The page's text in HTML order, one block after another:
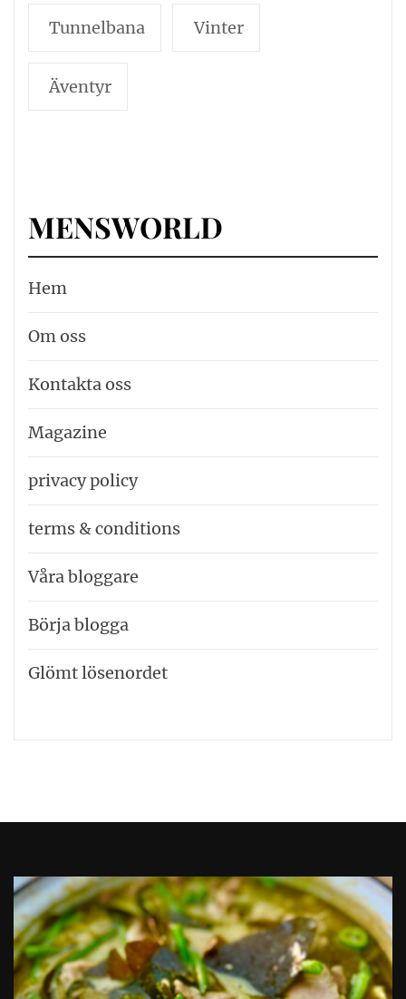
Tunnelbana Vinter
Äventyr
MENSWORLD
Hem
Om oss
Kontakta oss
Magazine
privacy policy
terms & conditions
Våra bloggare
Börja blogga
Glömt lösenordet